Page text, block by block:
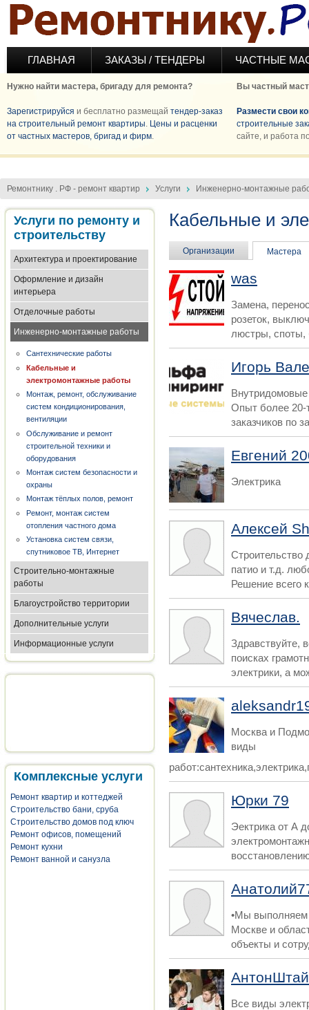
Перейти к основному содержанию
ГЛАВНАЯ ЗАКАЗЫ / ТЕНДЕРЫ ЧАСТНЫЕ
Нужно найти мастера, бригаду для ремонта?
Зарегистрируйся и бесплатно размещай тендер-заказ
на строительный ремонт квартиры. Цены и расценки
от частных мастеров, бригад и фирм.
Вы частный
Размести свои
строительные
сайте, и работа
Ремонтнику . РФ - ремонт квартир Услуги Инженерно-монтажные
Услуги по ремонту и
строительству
Архитектура и проектирование
Оформление и дизайн
интерьера
Отделочные работы
Инженерно-монтажные работы
Сантехнические работы
Кабельные и
электромонтажные работы
Монтаж, ремонт, обслуживание
систем кондиционирования,
вентиляции
Обслуживание и ремонт
строительной техники и
оборудования
Монтаж систем безопасности и
охраны
Монтаж тёплых полов, ремонт
Ремонт, монтаж систем
отопления частного дома
Установка систем связи,
спутниковое ТВ, Интернет
Строительно-монтажные
работы
Благоустройство территории
Дополнительные услуги
Информационные услуги
Комплексные услуги
Ремонт квартир и коттеджей
Строительство бани, сруба
Строительство домов под ключ
Ремонт офисов, помещений
Ремонт кухни
Ремонт ванной и санузла
Кабельные и
Организации Мастера
was
Замена,
розеток,
люстры, споты,
Игорь
Опыт более 20-
заказчиков по
Евгений
Электрика
Алексей
Строительство
патио и т.д.
Решение всего
Вячеслав.
Здравствуйте,
поисках
электрики, а
Москва и
виды
Юрки 79
Эектрика от А
•Мы выполняем
Москве и
объекты и
Все виды